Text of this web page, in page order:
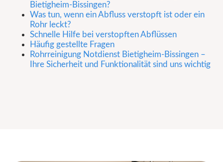
Bietigheim-Bissingen?
Was tun, wenn ein Abfluss verstopft ist oder ein
Rohr leckt?
Schnelle Hilfe bei verstopften Abflüssen
Häufig gestellte Fragen
Rohrreinigung Notdienst Bietigheim-Bissingen –
Ihre Sicherheit und Funktionalität sind uns wichtig